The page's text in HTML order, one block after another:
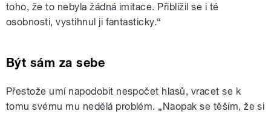
toho, že to nebyla žádná imitace. Přiblížil se i té
osobnosti, vystihnul ji fantasticky.“
Být sám za sebe
Přestože umí napodobit nespočet hlasů, vracet se k
tomu svému mu nedělá problém. „Naopak se těším, že si